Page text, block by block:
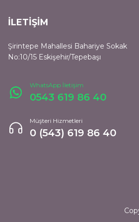
İLETİŞİM
Şirintepe Mahallesi Bahariye Sokak
No:10/15 Eskişehir/Tepebaşı
WhatsApp İletişim
0543 619 86 40
Müşteri Hizmetleri
0 (543) 619 86 40